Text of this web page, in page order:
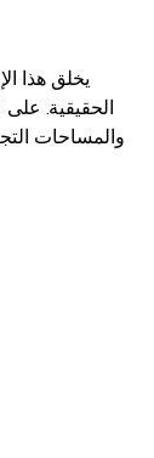
الحقيقية.
والمساحات